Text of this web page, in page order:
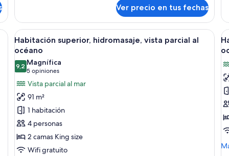
superior,
hidromasaje,
vista
parcial
océano
Ver precio en tus fechas
con dos camas, un sofá, un escritorio y un balcón con vistas.
Ver
todas
las
fotos
de
Habitación
superior,
hidromasaje,
vista
parcial
al
Una habitación de hotel moderna
15
Habitación superior, hidromasaje, vista parcial al
océano
9,29,2 de 10
Magnífica
5 opiniones
(5
opiniones)
Vista parcial al mar
91 m²
1 habitación
4 personas
2 camas King size
Wifi gratuito
al